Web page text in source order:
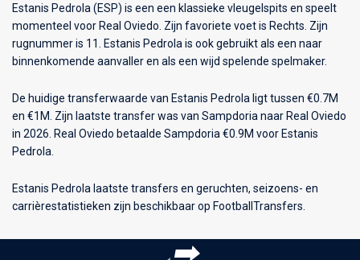
Estanis Pedrola (ESP) is een een klassieke vleugelspits en speelt
momenteel voor Real Oviedo . Zijn favoriete voet is Rechts. Zijn
rugnummer is 11. Estanis Pedrola is ook gebruikt als een naar
binnenkomende aanvaller en als een wijd spelende spelmaker.
De huidige transferwaarde van Estanis Pedrola ligt tussen €0.7M
en €1M. Zijn laatste transfer was van Sampdoria naar Real Oviedo
in 2026. Real Oviedo betaalde Sampdoria €0.9M voor Estanis
Pedrola.
Estanis Pedrola laatste transfers en geruchten, seizoens- en
carrièrestatistieken zijn beschikbaar op FootballTransfers.